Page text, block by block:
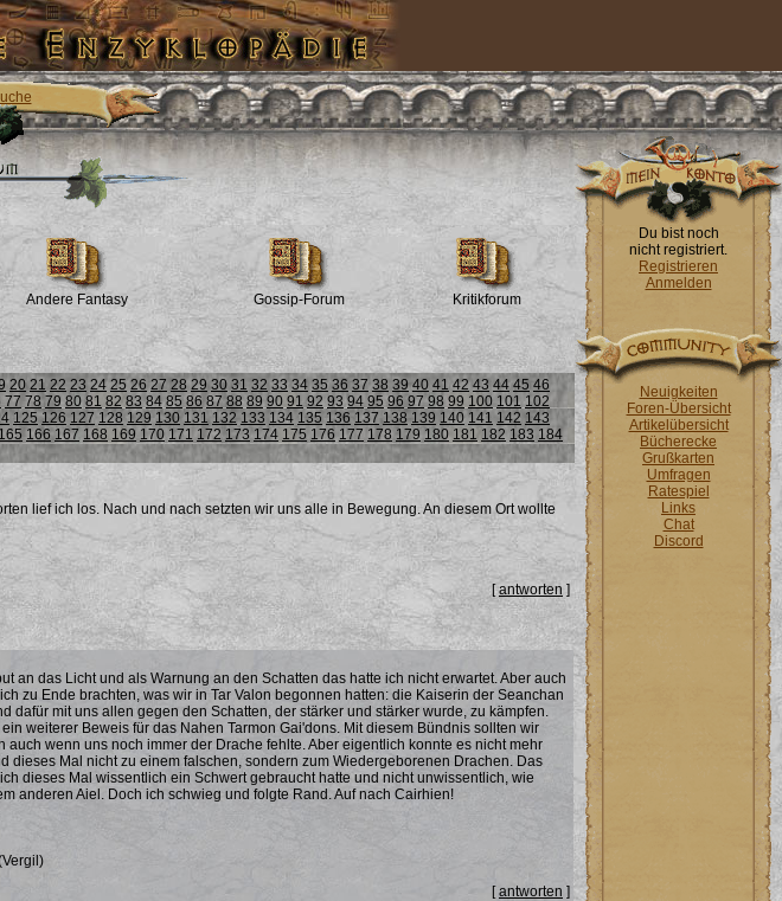
Andere Fantasy Gossip-Forum Kritikforum
20 21 22 23 24 25 26 27 28 29 30 31 32 33 34 35 36 37 38 39 40 41 42 43 44 45 46
77 78 79 80 81 82 83 84 85 86 87 88 89 90 91 92 93 94 95 96 97 98 99 100 101 102
125 126 127 128 129 130 131 132 133 134 135 136 137 138 139 140 141 142 143
165 166 167 168 169 170 171 172 173 174 175 176 177 178 179 180 181 182 183 184
lief ich los. Nach und nach setzten wir uns alle in Bewegung. An diesem Ort wollte
[antworten ]
an das Licht und als Warnung an den Schatten das hatte ich nicht erwartet. Aber auch
zu Ende brachten, was wir in Tar Valon begonnen hatten: die Kaiserin der Seanchan
dafür mit uns allen gegen den Schatten, der stärker und stärker wurde, zu kämpfen.
weiterer Beweis für das Nahen Tarmon Gai'dons. Mit diesem Bündnis sollten wir
wenn uns noch immer der Drache fehlte. Aber eigentlich konnte es nicht mehr
dieses Mal nicht zu einem falschen, sondern zum Wiedergeborenen Drachen. Das
dieses Mal wissentlich ein Schwert gebraucht hatte und nicht unwissentlich, wie
anderen Aiel. Doch ich schwieg und folgte Rand. Auf nach Cairhien!
[antworten ]
Du bist noch
nicht registriert.
Registrieren
Anmelden
Neuigkeiten
Foren-Übersicht
Artikelübersicht
Bücherecke
Grußkarten
Umfragen
Ratespiel
Links
Chat
Discord